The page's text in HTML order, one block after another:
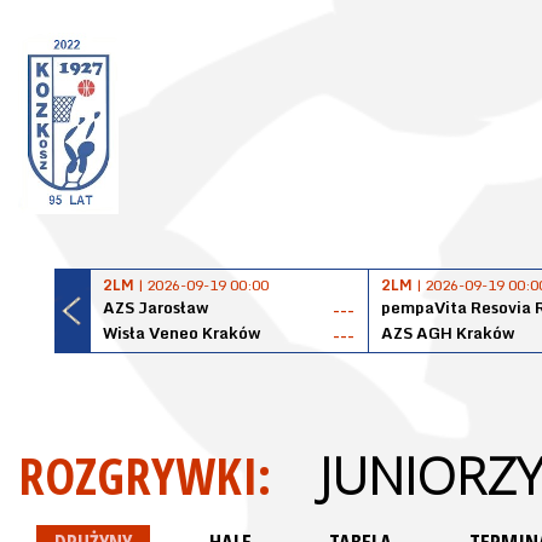
2LM | 2026-09-19 00:00
AZS Jarosław
---
Wisła Veneo Kraków
---
2LM | 2026-09-19
pempaVita Resovia
AZS AGH Kraków
ROZGRYWKI: